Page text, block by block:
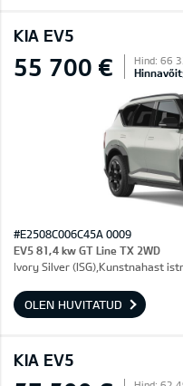
KIA EV5
55 700 € Hind: 66
#E2508C006C45A 0009
EV5 81,4 kw GT Line TX 2WD
Ivory Silver (ISG),Kunstnahast
OLEN HUVITATUD
KIA EV5